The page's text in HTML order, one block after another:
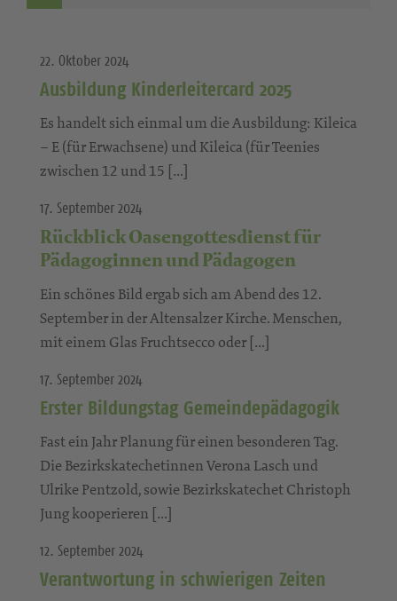
22. Oktober 2024
Ausbildung Kinderleitercard 2025
Es handelt sich einmal um die Ausbildung: Kileica
– E (für Erwachsene) und Kileica (für Teenies
zwischen 12 und 15 […]
17. September 2024
Rückblick Oasengottesdienst für
Pädagoginnen und Pädagogen
Ein schönes Bild ergab sich am Abend des 12.
September in der Altensalzer Kirche. Menschen,
mit einem Glas Fruchtsecco oder […]
17. September 2024
Erster Bildungstag Gemeindepädagogik
Fast ein Jahr Planung für einen besonderen Tag.
Die Bezirkskatechetinnen Verona Lasch und
Ulrike Pentzold, sowie Bezirkskatechet Christoph
Jung kooperieren […]
12. September 2024
Verantwortung in schwierigen Zeiten